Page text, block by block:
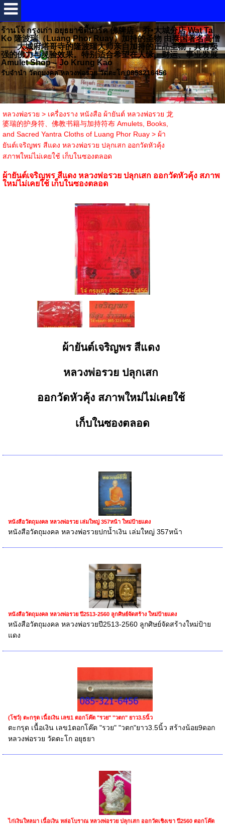
ร้านโจ้ กรุงเก่า อยุธยาซิตี้ปาร์ค 佛牌店 – 乔•大城分店 Wat Ta
Ko 隆波瑞（Luang Phor Ruay）加持的圣物 由泰国著名高僧
——大城府塔哥寺的隆波瑞大师亲自加持的正品圣物，具有极
强的佛力与灵验效果。特别适合希望在人缘、财运、事业发展
Amulet Shop – Jo Krung Kao
รับจำนำ วัตถุมงคล หลวงพ่อรวย วัดตะโก 0853216456
หลวงพ่อรวย > เครื่องราง หนังสือ ผ้ายันต์ หลวงพ่อรวย 龙
婆瑞的护身符、佛教书籍与加持符布 Amulets, Books,
and Sacred Yantra Cloths of Luang Phor Ruay> ผ้า
ยันต์เจริญพร สีแดง หลวงพ่อรวย ปลุกเสก ออกวัดหัวคุ้ง
สภาพใหม่ไม่เคยใช้ เก็บในซองตลอด
ผ้ายันต์เจริญพร สีแดง หลวงพ่อรวย ปลุกเสก ออกวัดหัวคุ้ง สภาพ
ใหม่ไม่เคยใช้ เก็บในซองตลอด
ผ้ายันต์เจริญพร สีแดง
หลวงพ่อรวย ปลุกเสก
ออกวัดหัวคุ้ง สภาพใหม่ไม่เคยใช้
เก็บในซองตลอด
หนังสือวัตถุมงคล หลวงพ่อรวย เล่มใหญ่ 357หน้า ใหม่ป้ายแดง
หนังสือวัตถุมงคล หลวงพ่อรวยปกน้ำเงิน เล่มใหญ่ 357หน้า
หนังสือวัตถุมงคล หลวงพ่อรวย ปี2513-2560 ลูกศิษย์จัดสร้าง ใหม่ป้ายแดง
หนังสือวัตถุมงคล หลวงพ่อรวยปี2513-2560 ลูกศิษย์จัดสร้างใหม่ป้าย
แดง
(โชว์) ตะกรุด เนื้อเงิน เลข1 ตอกโค๊ต "รวย" "วตก" ยาว3.5นิ้ว
ตะกรุด เนื้อเงิน เลข1ตอกโค๊ต "รวย" "วตก"ยาว3.5นิ้ว สร้างน้อย9ดอก
หลวงพ่อรวย วัดตะโก อยุธยา
ไก่เงินใหลมา เนื้อเงิน หล่อโบราณ หลวงพ่อรวย ปลุกเสก ออกวัดเชิงเขา ปี2560 ตอกโค๊ต